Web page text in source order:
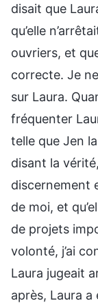
disait que
qu’elle
ouvriers, et
correcte. Je
sur Laura.
fréquenter
telle que Jen la
disant la
discernement
de moi, et
de projets
volonté, j’ai
Laura jugeait
après, Laura a